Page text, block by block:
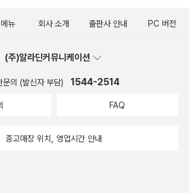
한 가지 색만 있는 그림은 재미없는 것처
애인'이라고 습관처럼 놀리던 친구의 표
당할 수 있을까? 아마도 부모님이 보여준
아이 자신의 자아상을 만든다. 나는 우리
이터가없는 경우, 재난이 발생했을 때를
거나체육시간에 함께 하지 못하고 구경만
단밖에 없는 수련관에 도착했을 때, 청소
애인 화장실을 보았을 때, 늘 북적이는 지
단을 오를 수 없어 차로 5분 걸리는 거리
뉴 회사 소개 출판사 안내 PC 버전
(주)알라딘커뮤니케이션
문의 (발신자 부담) 1544-2514
FAQ
중고매장 위치, 영업시간 안내